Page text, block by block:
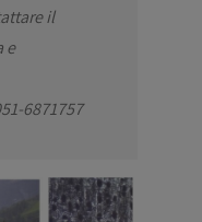
il
e
6871757